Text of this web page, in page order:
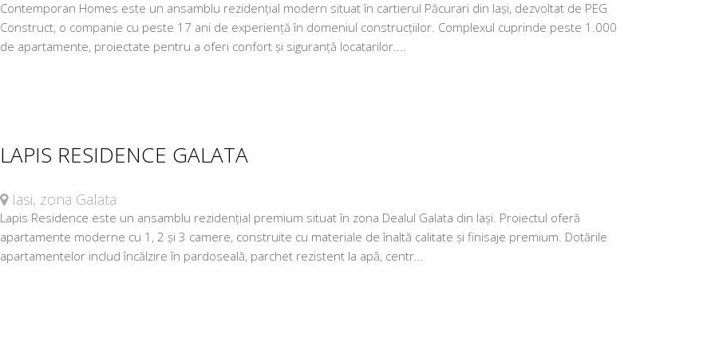
Contemporan Homes este un ansamblu rezidențial modern situat în cartierul Păcurari din Iași, dezvoltat de PEG
Construct, o companie cu peste 17 ani de experiență în domeniul construcțiilor. Complexul cuprinde peste 1.000
de apartamente, proiectate pentru a oferi confort și siguranță locatarilor....
LAPIS RESIDENCE GALATA
Iasi, zona Galata
Lapis Residence este un ansamblu rezidențial premium situat în zona Dealul Galata din Iași. Proiectul oferă
apartamente moderne cu 1, 2 și 3 camere, construite cu materiale de înaltă calitate și finisaje premium. Dotările
apartamentelor includ încălzire în pardoseală, parchet rezistent la apă, centr...